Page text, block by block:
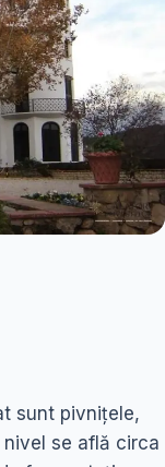
sunt pivnițele,
se află circa